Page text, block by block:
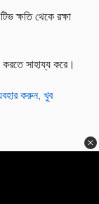
ক্ষতি থেকে রক্ষা
সাহায্য করে।
করুন, খুব